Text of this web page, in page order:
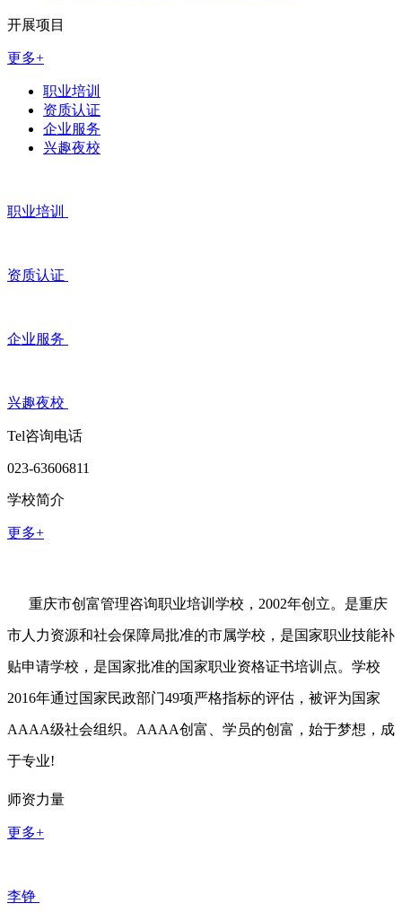
开展项目
更多+
职业培训
资质认证
企业服务
兴趣夜校
职业培训
资质认证
企业服务
兴趣夜校
Tel咨询电话
023-63606811
学校简介
更多+
重庆市创富管理咨询职业培训学校，2002年创立。是重庆
市人力资源和社会保障局批准的市属学校，是国家职业技能补
贴申请学校，是国家批准的国家职业资格证书培训点。学校
2016年通过国家民政部门49项严格指标的评估，被评为国家
AAAA级社会组织。AAAA创富、学员的创富，始于梦想，成
于专业!
师资力量
更多+
李铮